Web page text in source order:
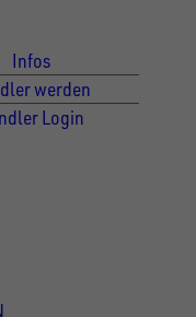
Infos
werden
Login